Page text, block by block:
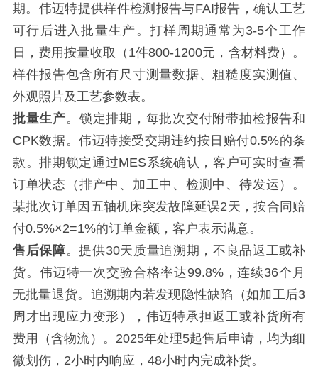
期。伟迈特提供样件检测报告与FAI报告，确认工艺
可行后进入批量生产。打样周期通常为3-5个工作
日，费用按量收取（1件800-1200元，含材料费）。
样件报告包含所有尺寸测量数据、粗糙度实测值、
外观照片及工艺参数表。
批量生产。锁定排期，每批次交付附带抽检报告和
CPK数据。伟迈特接受交期违约按日赔付0.5%的条
款。排期锁定通过MES系统确认，客户可实时查看
订单状态（排产中、加工中、检测中、待发运）。
某批次订单因五轴机床突发故障延误2天，按合同赔
付0.5%×2=1%的订单金额，客户表示满意。
售后保障。提供30天质量追溯期，不良品返工或补
货。伟迈特一次交验合格率达99.8%，连续36个月
无批量退货。追溯期内若发现隐性缺陷（如加工后3
周才出现应力变形），伟迈特承担返工或补货所有
费用（含物流）。2025年处理5起售后申请，均为细
微划伤，2小时内响应，48小时内完成补货。